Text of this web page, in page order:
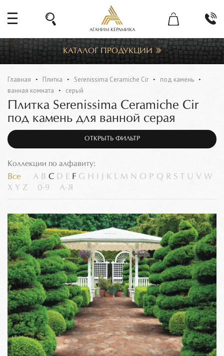
АГАНИМ КЕРАМИКА
КАТАЛОГ ПРОДУКЦИИ
Главная Плитка Serenissima Ceramiche Cir
под камень
ванная комната
серый
Плитка Serenissima Ceramiche Cir
под камень для ванной серая
ОТКРЫТЬ ФИЛЬТР
Коллекции по алфавиту:
Все A B C D E F G H K L M N O P Q R S U V W
X Y Z 0-9 А-Я